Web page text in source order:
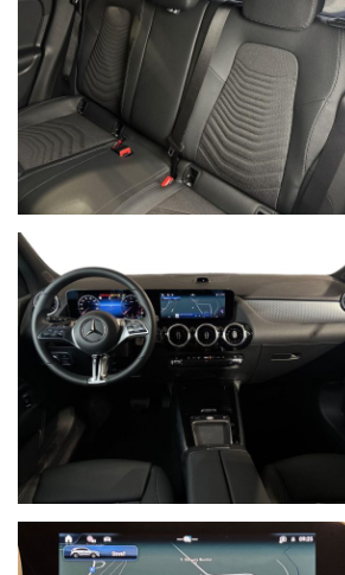
STEFAUTO S.P.A.BOLOGNA
VIALE BERTI - PICHAT, 10 - 40127 BOLOGNA
Tel. 051244435 - sales@stefauto.it